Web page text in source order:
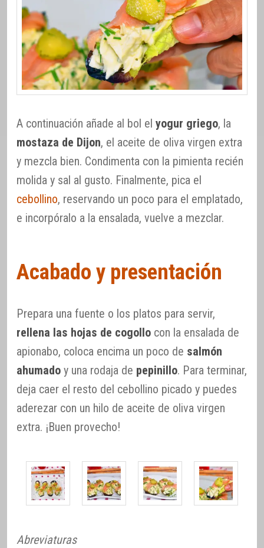
A continuación añade al bol el yogur griego, la
mostaza de Dijon, el aceite de oliva virgen extra
y mezcla bien. Condimenta con la pimienta recién
molida y sal al gusto. Finalmente, pica el
cebollino, reservando un poco para el emplatado,
e incorpóralo a la ensalada, vuelve a mezclar.
Acabado y presentación
Prepara una fuente o los platos para servir,
rellena las hojas de cogollo con la ensalada de
apionabo, coloca encima un poco de salmón
ahumado y una rodaja de pepinillo. Para terminar,
deja caer el resto del cebollino picado y puedes
aderezar con un hilo de aceite de oliva virgen
extra. ¡Buen provecho!
Abreviaturas